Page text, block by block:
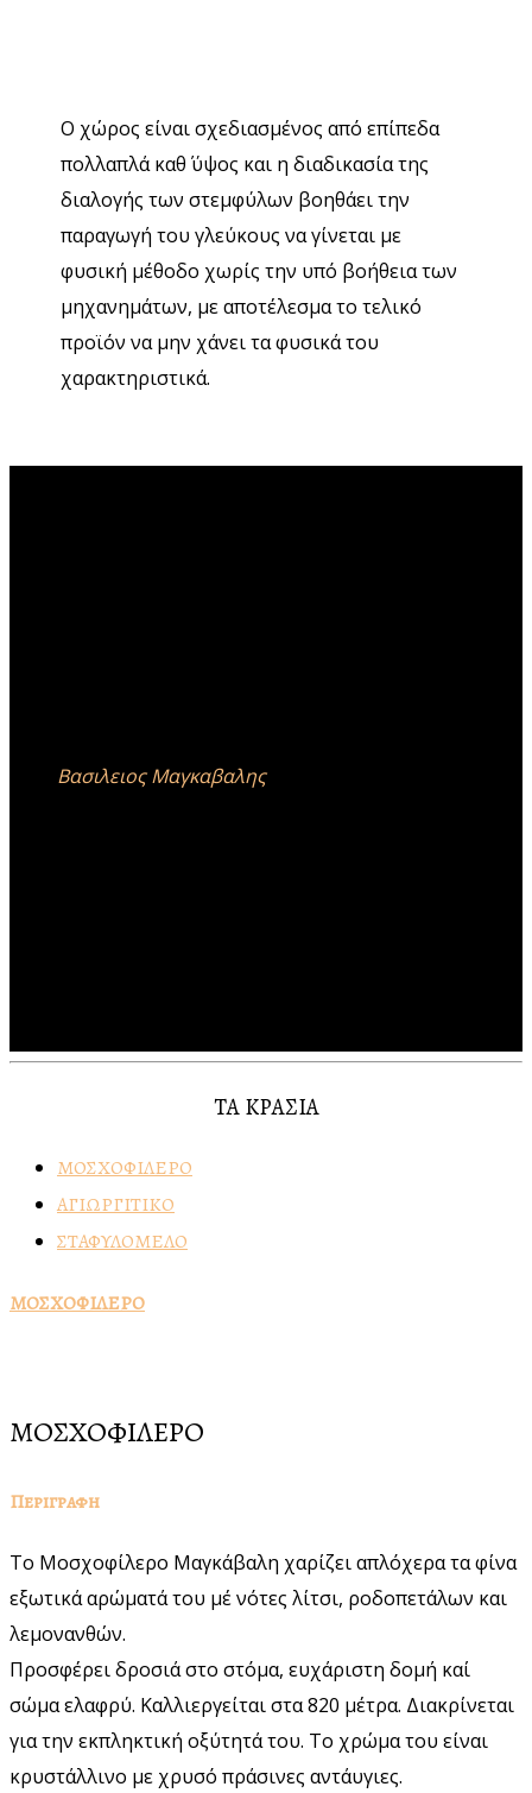
Ο χώρος είναι σχεδιασμένος από επίπεδα
πολλαπλά καθ΄ ύψος και η διαδικασία της
διαλογής των στεμφύλων βοηθάει την
παραγωγή του γλεύκους να γίνεται με
φυσική μέθοδο χωρίς την υπό βοήθεια των
μηχανημάτων, με αποτέλεσμα το τελικό
προϊόν να μην χάνει τα φυσικά του
χαρακτηριστικά.
Βασιλειος Μαγκαβαλης
ΤΑ ΚΡΑΣΙΑ
ΜΟΣΧΟΦΙΛΕΡΟ
ΑΓΙΩΡΓΙΤΙΚΟ
ΣΤΑΦΥΛΟΜΕΛΟ
ΜΟΣΧΟΦΙΛΕΡΟ
ΜΟΣΧΟΦΙΛΕΡΟ
Περιγραφη
Το Μοσχοφίλερο Μαγκάβαλη χαρίζει απλόχερα τα φίνα
εξωτικά αρώματά του μέ νότες λίτσι, ροδοπετάλων και
λεμονανθών.
Προσφέρει δροσιά στο στόμα, ευχάριστη δομή καί
σώμα ελαφρύ. Καλλιεργείται στα 820 μέτρα. Διακρίνεται
για την εκπληκτική οξύτητά του. Το χρώμα του είναι
κρυστάλλινο με χρυσό πράσινες αντάυγιες.